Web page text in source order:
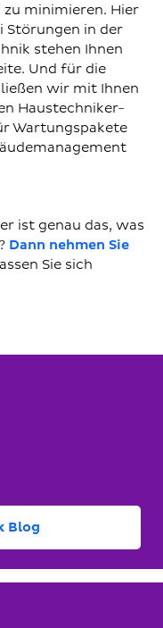
minimieren. Hier
Störungen in der
stehen Ihnen
Und für die
wir mit Ihnen
Haustechniker-
Wartungspakete
ist genau das, was
Dann nehmen Sie
Sie sich
Blog